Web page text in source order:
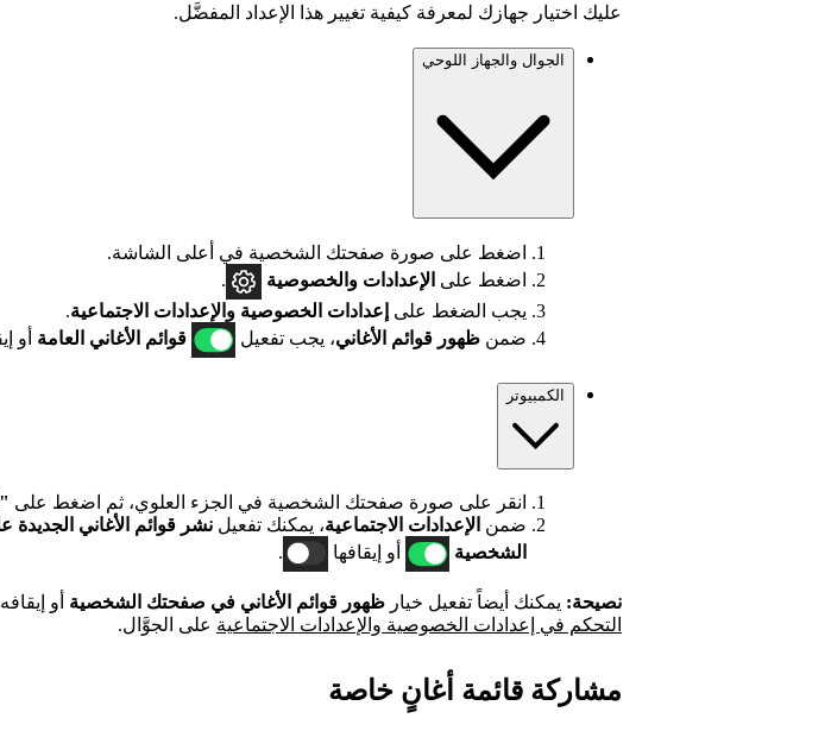
عليك اختيار جهازك لمعرفة كيفية تغيير هذا الإعداد المفضَّل.
الجوال والجهاز اللوحي
اضغط على صورة صفحتك الشخصية في أعلى الشاشة.
اضغط على الإعدادات والخصوصية
.
يجب الضغط على إعدادات الخصوصية والإعدادات الاجتماعية.
ضمن ظهور قوائم الأغاني، يجب تفعيل قوائم الأغاني العامة أو
الكمبيوتر
انقر على صورة صفحتك الشخصية في الجزء العلوي، ثم اضغط على
ضمن الإعدادات الاجتماعية، يمكنك تفعيل نشر قوائم الأغاني
الشخصية
أو إيقافها .
نصيحة: يمكنك أيضاً تفعيل خيار ظهور قوائم الأغاني في صفحتك الشخصية أو
التحكم في إعدادات الخصوصية والإعدادات الاجتماعية على الجوَّال.
مشاركة قائمة أغانٍ خاصة